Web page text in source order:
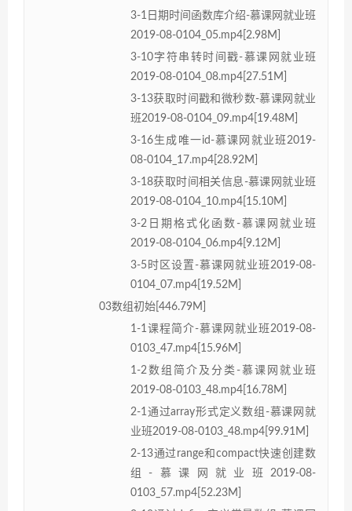
3-1日期时间函数库介绍-慕课网就业班
2019-08-0104_05.mp4[2.98M]
3-10字符串转时间戳-慕课网就业班
2019-08-0104_08.mp4[27.51M]
3-13获取时间戳和微秒数-慕课网就业
班2019-08-0104_09.mp4[19.48M]
3-16生成唯一id-慕课网就业班2019-
08-0104_17.mp4[28.92M]
3-18获取时间相关信息-慕课网就业班
2019-08-0104_10.mp4[15.10M]
3-2日期格式化函数-慕课网就业班
2019-08-0104_06.mp4[9.12M]
3-5时区设置-慕课网就业班2019-08-
0104_07.mp4[19.52M]
03数组初始[446.79M]
1-1课程简介-慕课网就业班2019-08-
0103_47.mp4[15.96M]
1-2数组简介及分类-慕课网就业班
2019-08-0103_48.mp4[16.78M]
2-1通过array形式定义数组-慕课网就
业班2019-08-0103_48.mp4[99.91M]
2-13通过range和compact快速创建数
组-慕课网就业班2019-08-
0103_57.mp4[52.23M]